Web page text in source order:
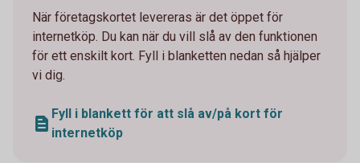
När företagskortet levereras är det öppet för
internetköp. Du kan när du vill slå av den funktionen
för ett enskilt kort. Fyll i blanketten nedan så hjälper
vi dig.
Fyll i blankett för att slå av/på kort för
internetköp